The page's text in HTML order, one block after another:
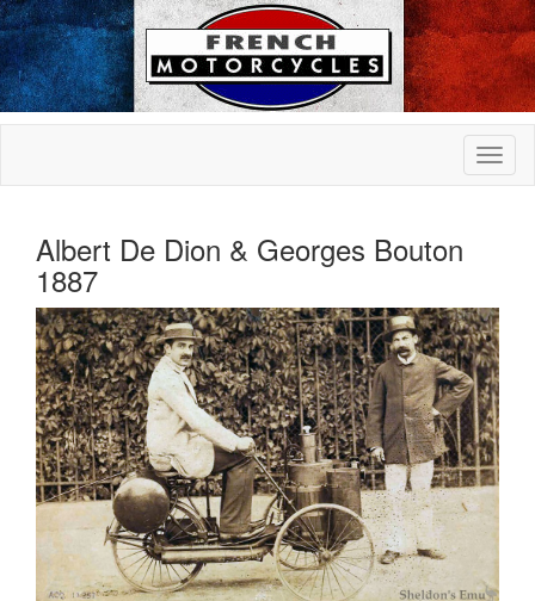
Albert De Dion & Georges Bouton
1887